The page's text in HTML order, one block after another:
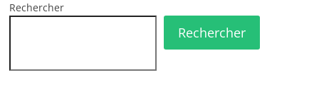
Rechercher
Rechercher